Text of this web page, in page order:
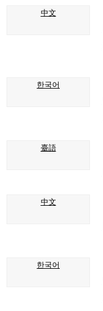
中文
한국어
臺語
中文
한국어